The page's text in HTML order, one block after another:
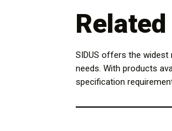
SIDUS offers the
needs. With products
specification